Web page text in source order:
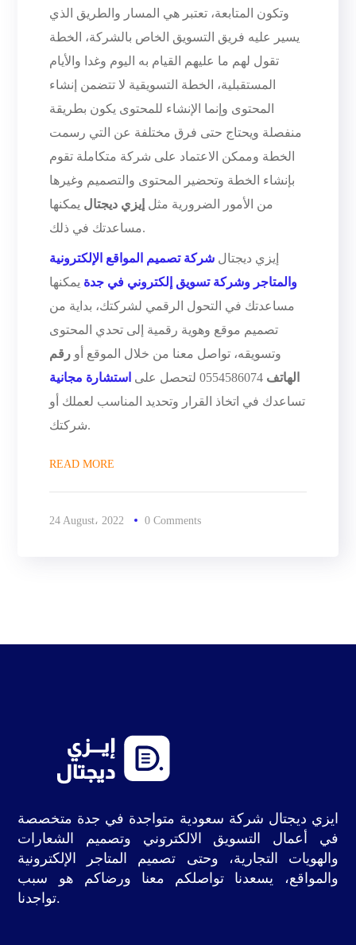
وتكون المتابعة، تعتبر هي المسار والطريق الذي
يسير عليه فريق التسويق الخاص بالشركة، الخطة
تقول لهم ما عليهم القيام به اليوم وغدا والأيام
المستقبلية، الخطة التسويقية لا تتضمن إنشاء
المحتوى وإنما الإنشاء للمحتوى يكون بطريقة
منفصلة ويحتاج حتى فرق مختلفة عن التي رسمت
الخطة وممكن الاعتماد على شركة متكاملة تقوم
بإنشاء الخطة وتحضير المحتوى والتصميم وغيرها
من الأمور الضرورية مثل إيزي ديجتال يمكنها
مساعدتك في ذلك.
إيزي ديجتال شركة تصميم المواقع الإلكترونية
والمتاجر وشركة تسويق إلكتروني في جدة يمكنها
مساعدتك في التحول الرقمي لشركتك، بداية من
تصميم موقع وهوية رقمية إلى تحدي المحتوى
وتسويقه، تواصل معنا من خلال الموقع أو رقم
الهاتف
استشارة مجانية
تساعدك في اتخاذ القرار وتحديد المناسب لعملك أو
شركتك.
READ MORE
24 August، 2022 0 Comments
ايزي ديجتال شركة سعودية متواجدة في جدة متخصصة
في أعمال التسويق الالكتروني وتصميم الشعارات
والهويات التجارية، وحتى تصميم المتاجر الإلكترونية
والمواقع، يسعدنا تواصلكم معنا ورضاكم هو سبب
تواجدنا.